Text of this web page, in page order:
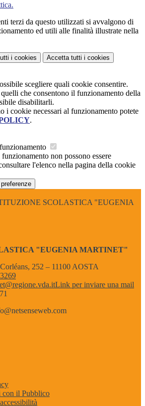
terzi da questo utilizzati si avvalgono di
ed utili alle finalità illustrate nella
i cookies Accetta tutti i cookies
scegliere quali cookie consentire.
che consentono il funzionamento della
disabilitarli.
i cookie necessari al funzionamento potete
.
non possono essere
l'elenco nella pagina della cookie
SCOLASTICA "EUGENIA
"EUGENIA MARTINET"
252 – 11100 AOSTA
Link per inviare una mail
il Pubblico